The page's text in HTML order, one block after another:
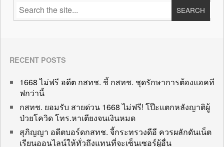
RECENT POSTS
1668 ไม่ฟรี อดีต กสทช. ชี้ กสทช. ชุดรักษาการต้องแอคที
ฟกว่านี้
กสทช. ยอมรับ สายด่วน 1668 ไม่ฟรี! โป๊ะแตกหลังญาติผู้
ป่วยโควิด โทร.หาเตียงจนเงินหมด
สุภิญญา อดีตบอร์ดกสทช. จี้กระทรวงดีอี ควรผลักดันเน็ต
เรียนออนไลน์ให้ทั่วถึงแทนที่จะเซ็นเซอร์ผู้อื่น